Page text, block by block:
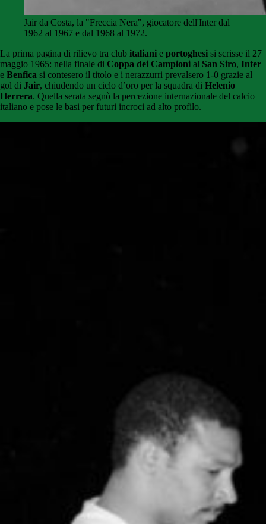
Jair da Costa, la "Freccia Nera", giocatore dell'Inter dal
1962 al 1967 e dal 1968 al 1972.
La prima pagina di rilievo tra club italiani e portoghesi si scrisse il 27
maggio 1965: nella finale di Coppa dei Campioni al San Siro, Inter
e Benfica si contesero il titolo e i nerazzurri prevalsero 1-0 grazie al
gol di Jair, chiudendo un ciclo d’oro per la squadra di Helenio
Herrera. Quella serata segnò la percezione internazionale del calcio
italiano e pose le basi per futuri incroci ad alto profilo.